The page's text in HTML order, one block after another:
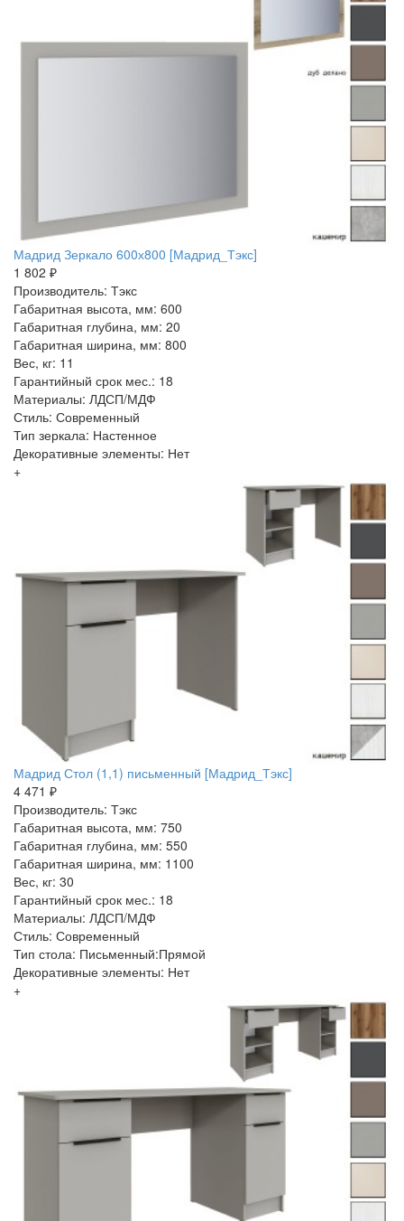
Мадрид Зеркало 600х800 [Мадрид_Тэкс]
1 802 ₽
Производитель: Тэкс
Габаритная высота, мм: 600
Габаритная глубина, мм: 20
Габаритная ширина, мм: 800
Вес, кг: 11
Гарантийный срок мес.: 18
Материалы: ЛДСП/МДФ
Стиль: Современный
Тип зеркала: Настенное
Декоративные элементы: Нет
+
Мадрид Стол (1,1) письменный [Мадрид_Тэкс]
4 471 ₽
Производитель: Тэкс
Габаритная высота, мм: 750
Габаритная глубина, мм: 550
Габаритная ширина, мм: 1100
Вес, кг: 30
Гарантийный срок мес.: 18
Материалы: ЛДСП/МДФ
Стиль: Современный
Тип стола: Письменный:Прямой
Декоративные элементы: Нет
+